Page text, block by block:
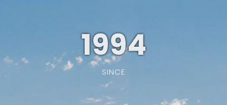
1994
SINCE